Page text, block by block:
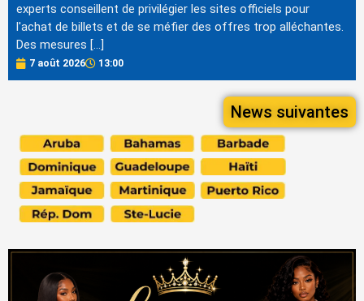
experts conseillent de privilégier les sites officiels pour
l'achat de billets et de se méfier des offres trop alléchantes.
Des mesures […]
7 août 2026 13:00
News suivantes